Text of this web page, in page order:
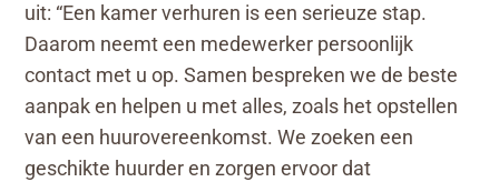
uit: “Een kamer verhuren is een serieuze stap.
Daarom neemt een medewerker persoonlijk
contact met u op. Samen bespreken we de beste
aanpak en helpen u met alles, zoals het opstellen
van een huurovereenkomst. We zoeken een
geschikte huurder en zorgen ervoor dat